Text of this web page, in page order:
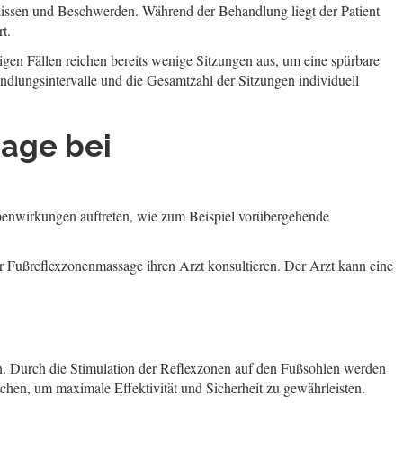
und Beschwerden. Während der Behandlung liegt der Patient
Fällen reichen bereits wenige Sitzungen aus, um eine spürbare
und die Gesamtzahl der Sitzungen individuell
bei
auftreten, wie zum Beispiel vorübergehende
ihren Arzt konsultieren. Der Arzt kann eine
Durch die Stimulation der Reflexzonen auf den Fußsohlen werden
um maximale Effektivität und Sicherheit zu gewährleisten.